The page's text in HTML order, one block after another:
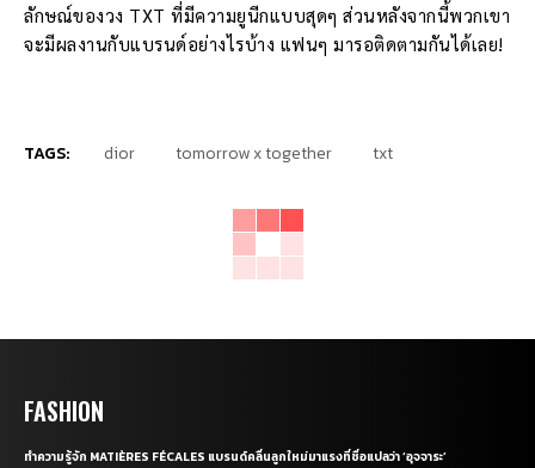
ลักษณ์ของวง TXT ที่มีความยูนีกแบบสุดๆ ส่วนหลังจากนี้พวกเขา
จะมีผลงานกับแบรนด์อย่างไรบ้าง แฟนๆ มารอติดตามกันได้เลย!
TAGS: dior tomorrow x together txt
FASHION
ทำความรู้จัก MATIÈRES FÉCALES แบรนด์คลื่นลูกใหม่มาแรงที่ชื่อแปลว่า ‘อุจจาระ’